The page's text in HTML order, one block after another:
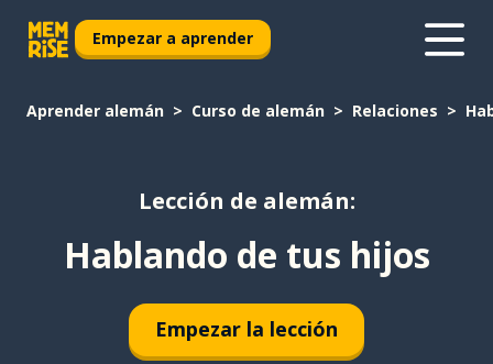
Empezar a aprender
Aprender alemán Curso de alemán Relaciones
Lección de alemán:
Hablando de tus hijos
Empezar la lección